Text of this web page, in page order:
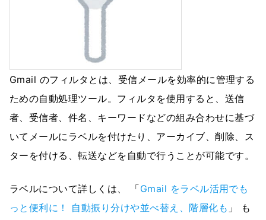
Gmail のフィルタとは、受信メールを効率的に管理する
ための自動処理ツール。フィルタを使用すると、送信
者、受信者、件名、キーワードなどの組み合わせに基づ
いてメールにラベルを付けたり、アーカイブ、削除、ス
ターを付ける、転送などを自動で行うことが可能です。
ラベルについて詳しくは、 「Gmail をラベル活用でも
っと便利に！ 自動振り分けや並べ替え、階層化も 」 も